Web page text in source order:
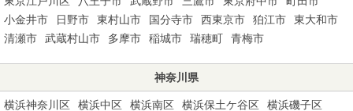
小金井市
日野市 東村山市 国分寺市 西東京市 狛江市
東大和市
清瀬市
武蔵村山市 多摩市 稲城市 瑞穂町 青梅市
神奈川県
横浜神奈川区 横浜中区 横浜南区 横浜保土ケ谷区
横浜磯子区